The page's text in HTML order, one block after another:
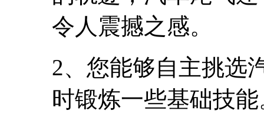
令人震撼之感。
2、您能够自主挑选
时锻炼一些基础技